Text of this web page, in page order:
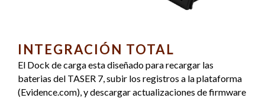
INTEGRACIÓN TOTAL
El Dock de carga esta diseñado para recargar las
baterias del TASER 7, subir los registros a la plataforma
(Evidence.com), y descargar actualizaciones de firmware